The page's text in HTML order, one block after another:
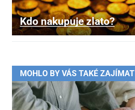
Kdo nakupuje zlato?
MOHLO BY VÁS TAKÉ ZAJÍMAT